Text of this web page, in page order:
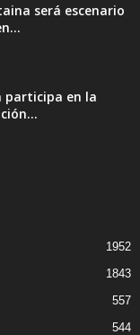
será escenario
participa en la
1952
1843
557
544